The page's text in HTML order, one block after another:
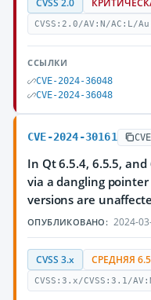
CVSS 2.0
CVSS:2.0/AV:N/AC:L/
ССЫЛКИ
CVE-2024-36048
CVE-2024-36048
CVE-2024-30161
In Qt 6.5.4, 6.5.5,
via a dangling
versions are
ОПУБЛИКОВАНО: 2024-
CVSS 3.x СРЕДНЯЯ 6.5
CVSS:3.x/CVSS:3.1/